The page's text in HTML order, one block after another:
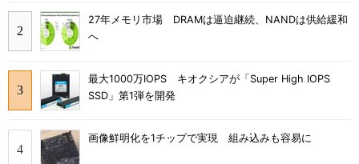
27年メモリ市場 DRAMは逼迫継続、NANDは供給緩和
へ
最大1000万IOPS キオクシアが「Super High IOPS
SSD」第1弾を開発
画像鮮明化を1チップで実現 組み込みも容易に